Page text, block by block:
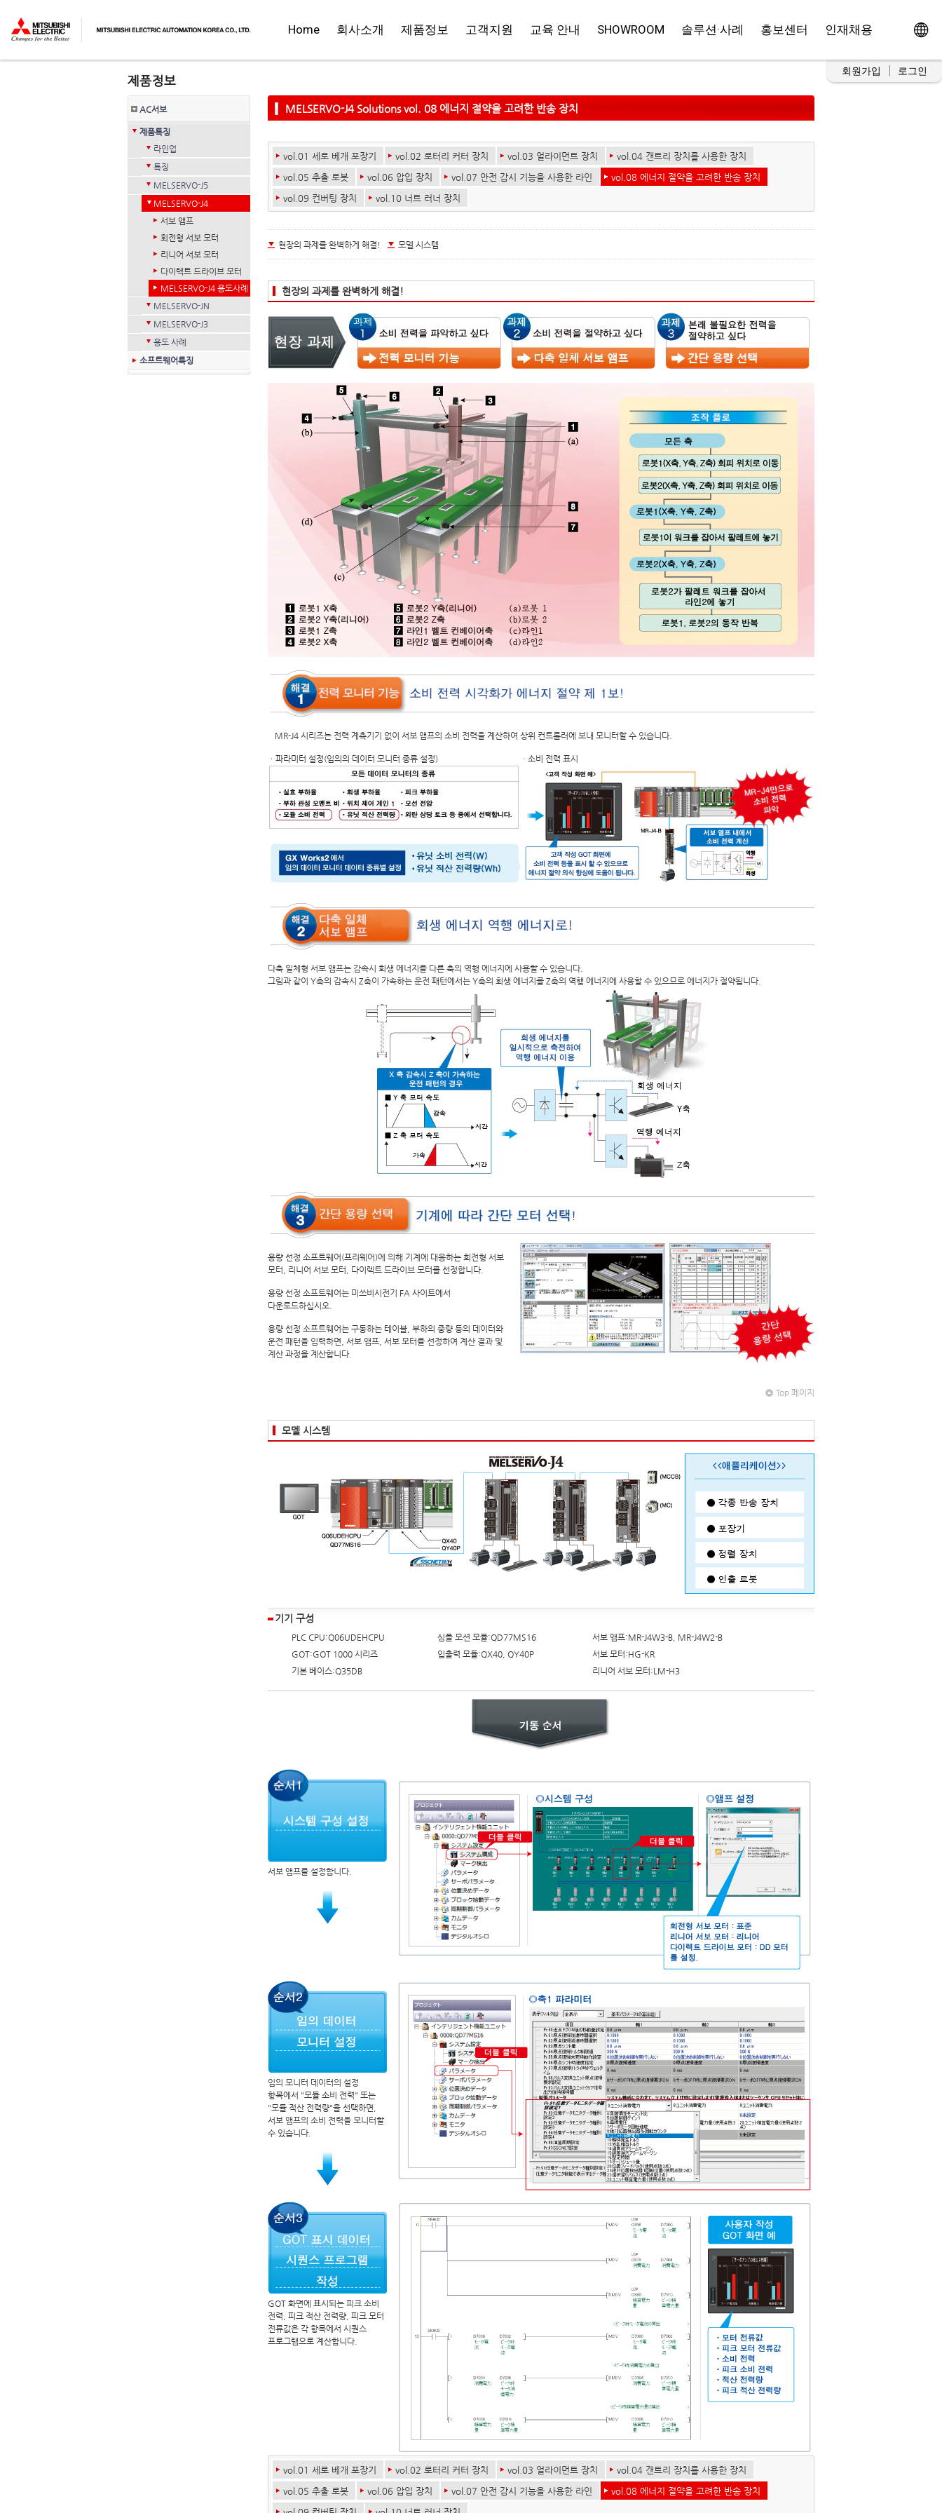
Home 회사소개 제품정보 고객지원 교육 안내 SHOWROOM 솔루션·사례 홍보센터 인재채용
회원가입 로그인
AC서보
제품특징
라인업
특징
MELSERVO-J5
MELSERVO-J4
서보 앰프
회전형 서보 모터
리니어 서보 모터
다이렉트 드라이브 모터
MELSERVO-J4 용도사례
MELSERVO-JN
MELSERVO-J3
용도 사례
소프트웨어특징
MELSERVO-J4 Solutions vol. 08 에너지 절약을 고려한 반송 장치
vol.01 세로 베개 포장기 vol.02 로터리 커터 장치 vol.03 얼라이먼트 장치
vol.04 갠트리 장치를 사용한 장치
vol.05 추출 로봇
vol.06 압입 장치 vol.07 안전 감시 기능을 사용한 라인
vol.08 에너지 절약을 고려한 반송 장치
vol.09 컨버팅 장치
vol.10 너트 러너 장치
현장의 과제를 완벽하게 해결! 모델 시스템
현장의 과제를 완벽하게 해결!
MR-J4 시리즈는 전력 계측기기 없이 서보 앰프의 소비 전력을 계산하여 상위 컨트롤러에 보내 모니터할 수 있습니다.
ㆍ파라미터 설정(임의의 데이터 모니터 종류 설정) ㆍ소비 전력 표시
다축 일체형 서보 앰프는 감속시 회생 에너지를 다른 축의 역행 에너지에 사용할 수 있습니다.
그림과 같이 Y축의 감속시 Z축이 가속하는 운전 패턴에서는 Y축의 회생 에너지를 Z축의 역행 에너지에 사용할 수 있으므로 에너지가 절약됩니다.
용량 선정 소프트웨어(프리웨어)에 의해 기계에 대응하는 회전형 서보
모터, 리니어 서보 모터, 다이렉트 드라이브 모터를 선정합니다.
용량 선정 소프트웨어는 미쓰비시전기 FA 사이트에서
다운로드하십시오.
용량 선정 소프트웨어는 구동하는 테이블, 부하의 중량 등의 데이터와
운전 패턴을 입력하면, 서보 앰프, 서보 모터를 선정하여 계산 결과 및
계산 과정을 계산합니다.
Top 페이지
모델 시스템
기기 구성
PLC CPU:Q06UDEHCPU 심플 모션 모듈:QD77MS16
서보 앰프:MR-J4W3-B, MR-J4W2-B
GOT:GOT 1000 시리즈
입출력 모듈:QX40, QY40P
서보 모터:HG-KR
기본 베이스:Q35DB
리니어 서보 모터:LM-H3
서보 앰프를 설정합니다.
임의 모니터 데이터의 설정
항목에서 "모듈 소비 전력" 또는
"모듈 적산 전력량"을 선택하면,
서보 앰프의 소비 전력을 모니터할
수 있습니다.
GOT 화면에 표시되는 피크 소비
전력, 피크 적산 전력량, 피크 모터
전류값은 각 항목에서 시퀀스
프로그램으로 계산합니다.
vol.01 세로 베개 포장기 vol.02 로터리 커터 장치 vol.03 얼라이먼트 장치
vol.04 갠트리 장치를 사용한 장치
vol.05 추출 로봇
vol.06 압입 장치 vol.07 안전 감시 기능을 사용한 라인
vol.08 에너지 절약을 고려한 반송 장치